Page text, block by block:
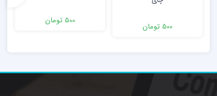
500 تومان
500 تومان